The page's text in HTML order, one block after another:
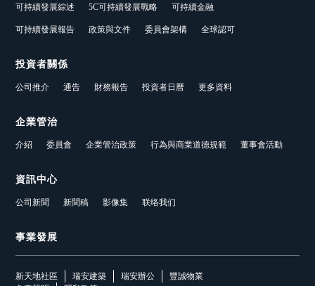
可持續發展綜述 5C可持續發展戰略 可持續金融
可持續發展報告 政策與文件 委員會架構 全球認可
投資者關係
公司推介 通告 財務報告 投資者日曆 更多資料
企業管治
介紹 委員會 企業管治政策 行為與商業道德規範 董事會活動
資訊中心
公司新聞 新聞稿 影像集 联络我们
事業發展
新天地社區 瑞安建築 瑞安辦公
豐誠物業